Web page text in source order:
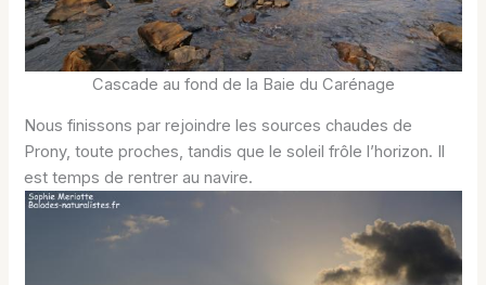
Cascade au fond de la Baie du Carénage
Nous finissons par rejoindre les sources chaudes de
Prony, toute proches, tandis que le soleil frôle l’horizon. Il
est temps de rentrer au navire.